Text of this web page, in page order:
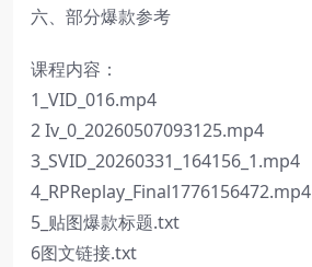
六、部分爆款参考
课程内容：
1_VID_016.mp4
2 Iv_0_20260507093125.mp4
3_SVID_20260331_164156_1.mp4
4_RPReplay_Final1776156472.mp4
5_贴图爆款标题.txt
6图文链接.txt